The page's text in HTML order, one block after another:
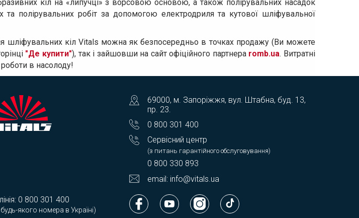
кіл на «липучці» з ворсовою основою, а також полірувальних насадок
та полірувальних робіт за допомогою електродриля та кутової шліфувальної
шліфувальних кіл Vitals можна як безпосередньо в точках продажу (Ви можете
"Де купити"), так і зайшовши на сайт офіційного партнера romb.ua. Витратні
в насолоду!
69000, м. Запоріжжя, вул. Штабна, буд. 13,
пр. 23.
0 800 301 400
Сервісний центр
(з питань гарантійного обслуговування)
0 800 330 893
email: info@vitals.ua
0 800 301 400
якого номера в Україні)